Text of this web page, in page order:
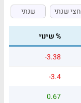
חצי שנתי שנתי
% שינוי
-3.38
-3.4
0.67